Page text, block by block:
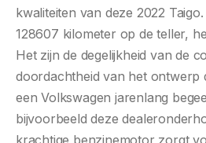
kwaliteiten van deze 2022
128607 kilometer op de teller,
Het zijn de degelijkheid van de
doordachtheid van het ontwerp
een Volkswagen jarenlang
bijvoorbeeld deze
krachtige benzinemotor zorgt